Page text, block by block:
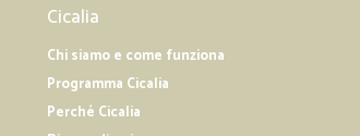
Cicalia
Chi siamo e come funziona
Programma Cicalia
Perché Cicalia